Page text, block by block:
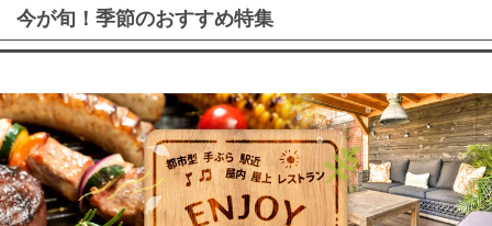
今が旬！季節のおすすめ特集